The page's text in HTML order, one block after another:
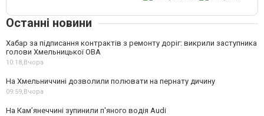
Останні новини
Хабар за підписання контрактів з ремонту доріг: викрили заступника
голови Хмельницької ОВА
10:18,Вчора
На Хмельниччині дозволили полювати на пернату дичину
09:59,Вчора
На Камʼянеччині зупинили п'яного водія Audi